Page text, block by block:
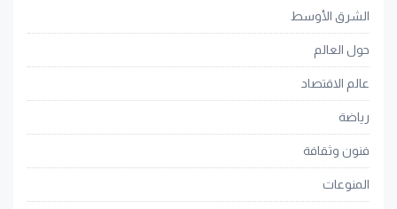
الشرق الأوسط
حول العالم
عالم الاقتصاد
رياضة
فنون وثقافة
المنوعات